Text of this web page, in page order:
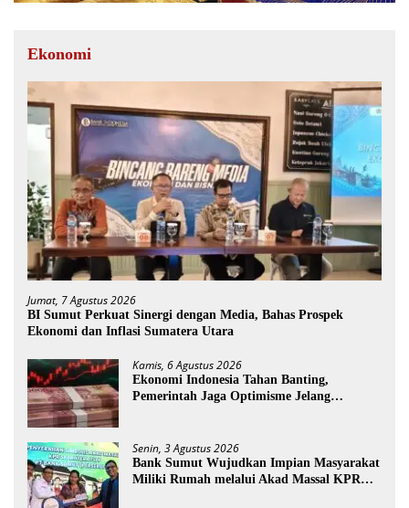
Ekonomi
Jumat, 7 Agustus 2026
BI Sumut Perkuat Sinergi dengan Media, Bahas Prospek
Ekonomi dan Inflasi Sumatera Utara
Kamis, 6 Agustus 2026
Ekonomi Indonesia Tahan Banting,
Pemerintah Jaga Optimisme Jelang
Senin, 3 Agustus 2026
Bank Sumut Wujudkan Impian Masyarakat
Miliki Rumah melalui Akad Massal KPR